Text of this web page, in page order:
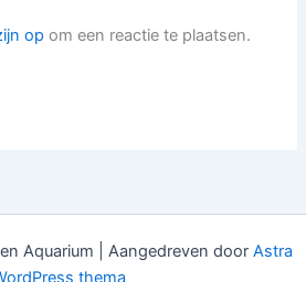
op om een reactie te plaatsen.
Aquarium | Aangedreven door Astra
thema